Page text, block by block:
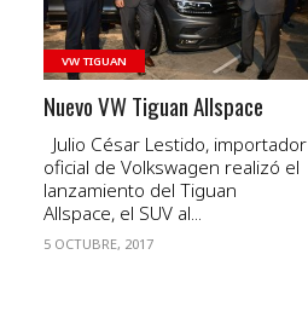
VW TIGUAN
Nuevo VW Tiguan Allspace
Julio César Lestido, importador
oficial de Volkswagen realizó el
lanzamiento del Tiguan
Allspace, el SUV al...
5 OCTUBRE, 2017